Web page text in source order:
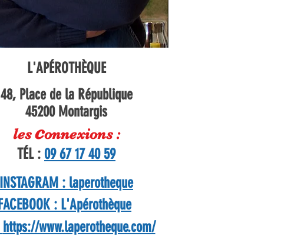
L'APÉROTHÈQUE
48, Place de la République
45200 Montargis
lesconnexions :
TÉL : 09 67 17 40 59
INSTAGRAM : laperotheque
FACEBOOK : L'Apérothèque
https://www.laperotheque.com/